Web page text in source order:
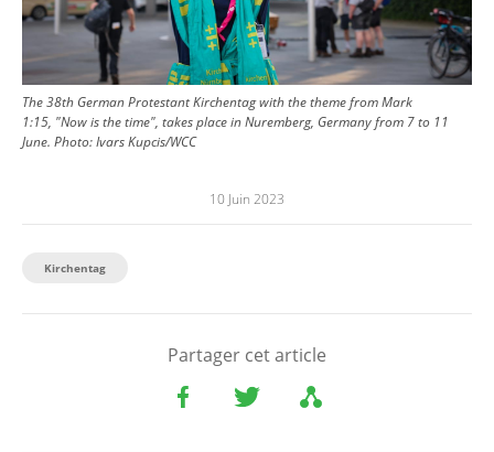
The 38th German Protestant Kirchentag with the theme from Mark
1:15, "Now is the time", takes place in Nuremberg, Germany from 7 to 11
June. Photo:Ivars Kupcis/WCC
10 Juin 2023
Kirchentag
Partager cet article